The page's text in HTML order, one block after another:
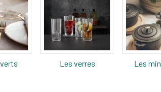
Les verres Les